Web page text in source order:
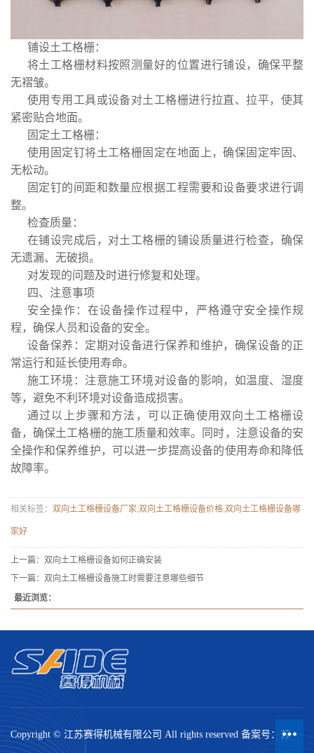
铺设土工格栅：
将土工格栅材料按照测量好的位置进行铺设，确保平整
无褶皱。
使用专用工具或设备对土工格栅进行拉直、拉平，使其
紧密贴合地面。
固定土工格栅：
使用固定钉将土工格栅固定在地面上，确保固定牢固、
无松动。
固定钉的间距和数量应根据工程需要和设备要求进行调
整。
检查质量：
在铺设完成后，对土工格栅的铺设质量进行检查，确保
无遗漏、无破损。
对发现的问题及时进行修复和处理。
四、注意事项
安全操作：在设备操作过程中，严格遵守安全操作规
程，确保人员和设备的安全。
设备保养：定期对设备进行保养和维护，确保设备的正
常运行和延长使用寿命。
施工环境：注意施工环境对设备的影响，如温度、湿度
等，避免不利环境对设备造成损害。
通过以上步骤和方法，可以正确使用双向土工格栅设
备，确保土工格栅的施工质量和效率。同时，注意设备的安
全操作和保养维护，可以进一步提高设备的使用寿命和降低
故障率。
相关标签： 双向土工格栅设备厂家,双向土工格栅设备价格,双向土工格栅设备哪
家好
上一篇： 双向土工格栅设备如何正确安装
下一篇： 双向土工格栅设备施工时需要注意哪些细节
最近浏览：
Copyright © 江苏赛得机械有限公司 All rights reserved 备案号： 苏